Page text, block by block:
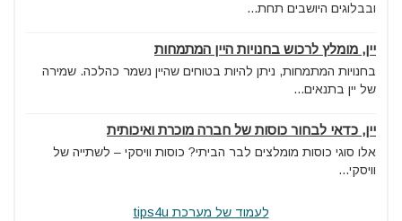
ובבלוגים היושבים תחת...
יין, מומלץ לרכוש בחנויות היין המתמחות
בחנויות המתמחות, ניתן להיות בטוחים שהיין נשמר כהלכה. שמירה
של יין בתנאים...
יין, כדאי לבחור כוסות של חברה מוכרת ואיכותית
אלו סוגי כוסות מומלצים לבר הביתי? כוסות וויסקי – לשתייה של
וויסקי...
לעמוד של מערכת tips4u